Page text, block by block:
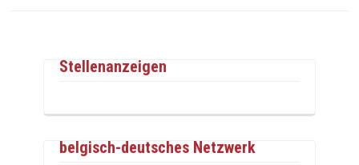
Stellenanzeigen
belgisch-deutsches Netzwerk